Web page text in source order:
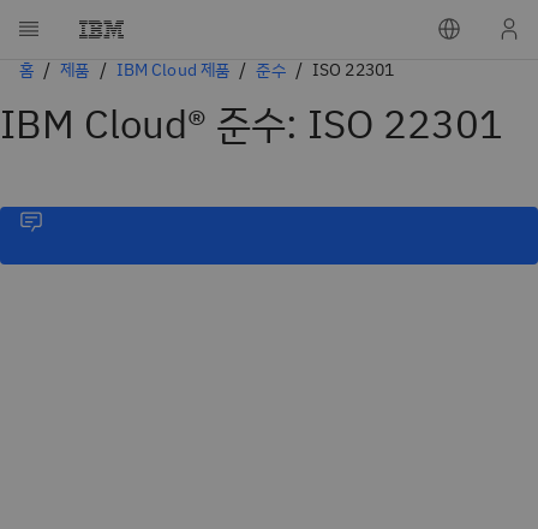
홈 제품 IBM Cloud 제품 준수 ISO 22301
IBM Cloud® 준수: ISO 22301